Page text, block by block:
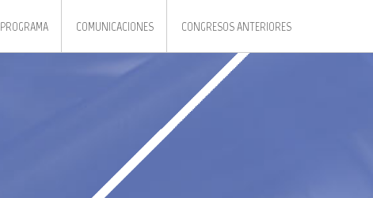
PROGRAMA COMUNICACIONES CONGRESOS ANTERIORES